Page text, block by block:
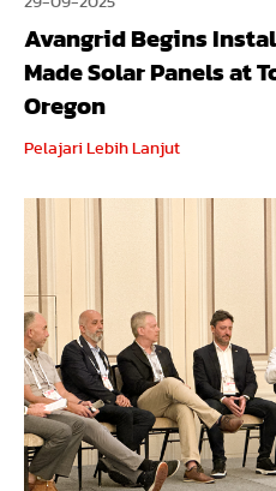
Avangrid Begins
Made Solar Panels at
Oregon
Pelajari Lebih Lanjut